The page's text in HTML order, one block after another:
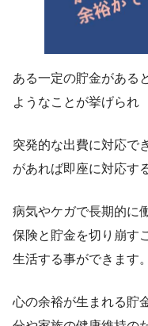
ある一定の貯金がある
ようなことが挙げられ
突発的な出費に対応で
があれば即座に対応す
病気やケガで長期的に
保険と貯金を切り崩す
生活する事ができます。
心の余裕が生まれる貯